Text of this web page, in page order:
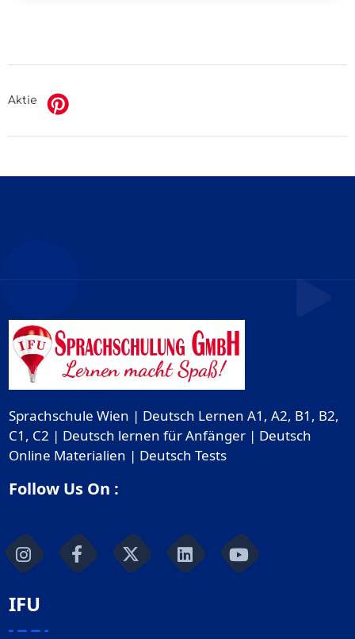
Aktie
Sprachschule Wien | Deutsch Lernen A1, A2, B1, B2,
C1, C2 | Deutsch lernen für Anfänger | Deutsch
Online Materialien | Deutsch Tests
Follow Us On :
IFU